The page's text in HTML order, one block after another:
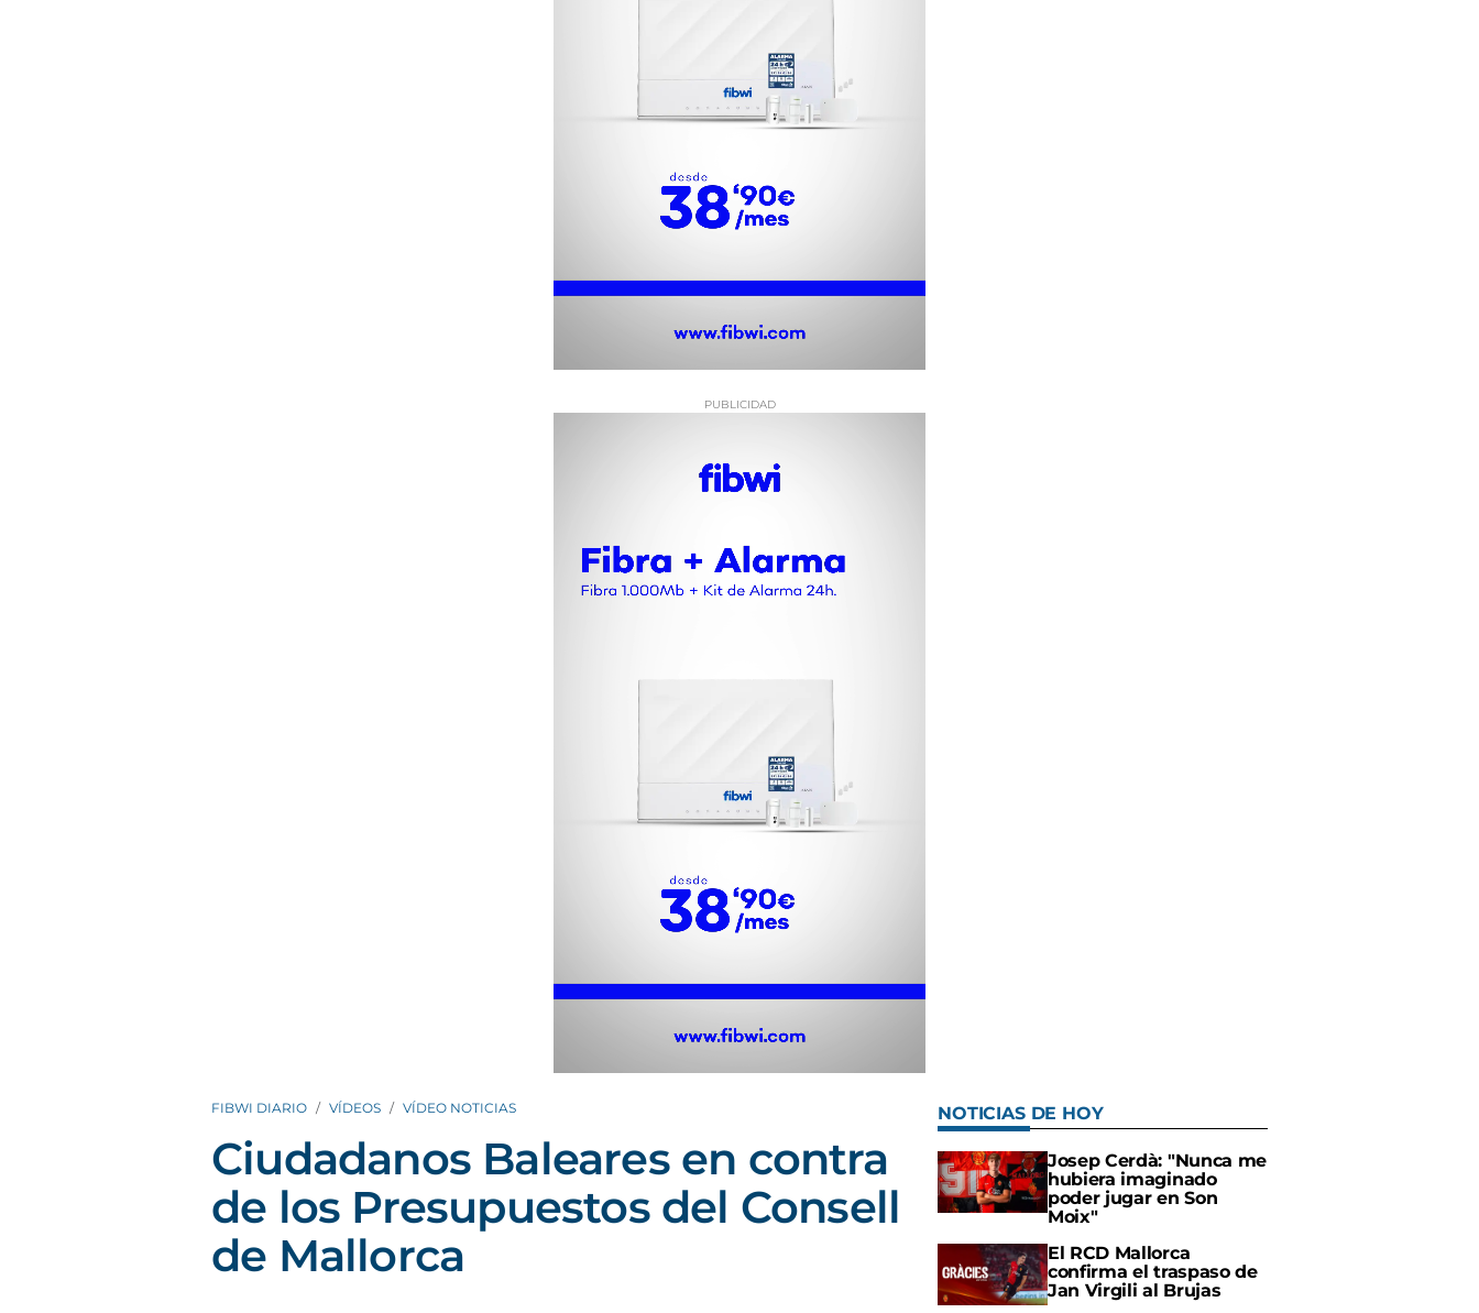
FIBWI DIARIO VÍDEOS VÍDEO NOTICIAS
Ciudadanos Baleares en contra
de los Presupuestos del Consell
de Mallorca
NOTICIAS DE HOY
Josep Cerdà: "Nunca me
hubiera imaginado
poder jugar en Son
Moix"
El RCD Mallorca
confirma el traspaso de
Jan Virgili al Brujas